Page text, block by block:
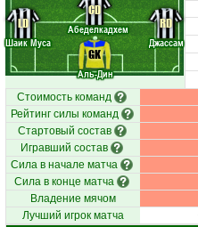
Аль-Дин
Шаик Муса
Абеделкадхем
Джассам
GK
LD
CD
RD
Стоимость команд
Рейтинг силы команд
Стартовый состав
Игравший состав
Сила в начале матча
Сила в конце матча
Владение мячом
Лучший игрок матча